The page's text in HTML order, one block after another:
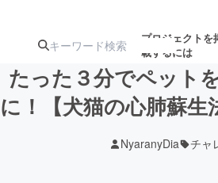
プロジェクトを
載するには
ジェクト
ロジ
たった３分でペット
に！【犬猫の心肺蘇生
NyaranyDia チャ